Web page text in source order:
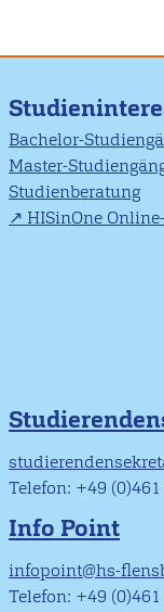
Bachelor-
Master-
Studienberatung
HISinOne
Telefon: +49
Info Point
infopoint@hs-
Telefon: +49